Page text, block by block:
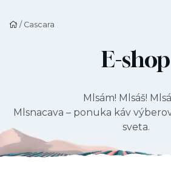
/ Cascara
E-shop
Mlsám! Mlsáš!
Mlsnacava – ponuka káv
sveta.